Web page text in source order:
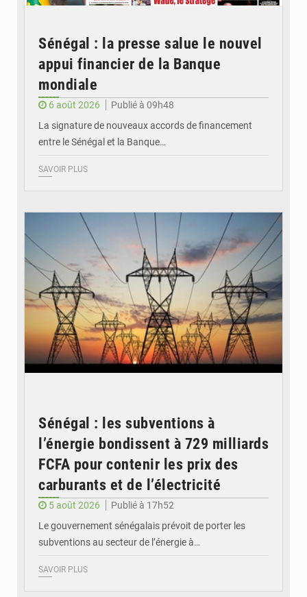
Sénégal : la presse salue le nouvel
appui financier de la Banque
mondiale
6 août 2026
Publié à 09h48
La signature de nouveaux accords de financement
entre le Sénégal et la Banque…
SAVOIR PLUS
Sénégal : les subventions à
l’énergie bondissent à 729 milliards
FCFA pour contenir les prix des
carburants et de l’électricité
5 août 2026
Publié à 17h52
Le gouvernement sénégalais prévoit de porter les
subventions au secteur de l’énergie à…
SAVOIR PLUS